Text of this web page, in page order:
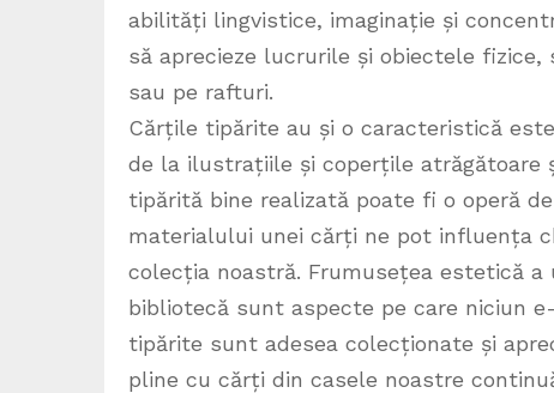
abilități lingvistice, imaginație și
să aprecieze lucrurile și obiectele
sau pe rafturi.
Cărțile tipărite au și o caracteristică
de la ilustrațiile și coperțile atrăgătoare
tipărită bine realizată poate fi o operă
materialului unei cărți ne pot influența
colecția noastră. Frumusețea estetică
bibliotecă sunt aspecte pe care niciun
tipărite sunt adesea colecționate și
pline cu cărți din casele noastre